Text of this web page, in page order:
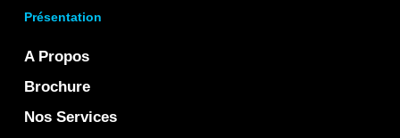
Présentation
A Propos
Brochure
Nos Services